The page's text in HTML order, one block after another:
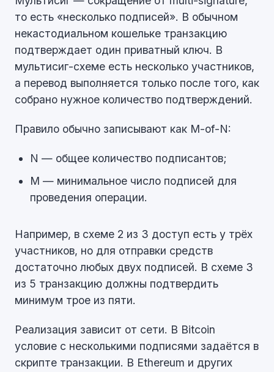
то есть «несколько подписей». В обычном
некастодиальном кошельке транзакцию
подтверждает один приватный ключ. В
мультисиг-схеме есть несколько участников,
а перевод выполняется только после того, как
собрано нужное количество подтверждений.
Правило обычно записывают как M-of-N:
N — общее количество подписантов;
M — минимальное число подписей для
проведения операции.
Например, в схеме 2 из 3 доступ есть у трёх
участников, но для отправки средств
достаточно любых двух подписей. В схеме 3
из 5 транзакцию должны подтвердить
минимум трое из пяти.
Реализация зависит от сети. В Bitcoin
условие с несколькими подписями задаётся в
скрипте транзакции. В Ethereum и других